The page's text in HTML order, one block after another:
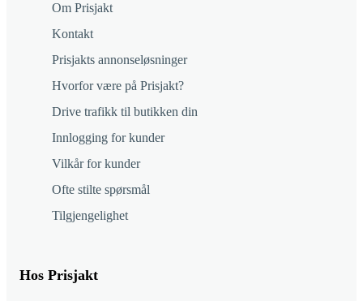
Om Prisjakt
Kontakt
Prisjakts annonseløsninger
Hvorfor være på Prisjakt?
Drive trafikk til butikken din
Innlogging for kunder
Vilkår for kunder
Ofte stilte spørsmål
Tilgjengelighet
Hos Prisjakt